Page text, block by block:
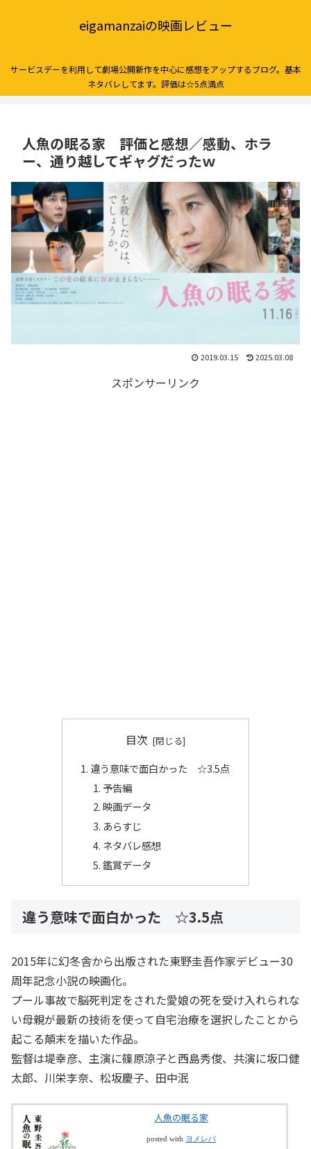
eigamanzaiの映画レビュー
サービスデーを利用して劇場公開新作を中心に感想をアップするブログ。基本
ネタバレしてます。評価は☆5点満点
人魚の眠る家 評価と感想／感動、ホラ
ー、通り越してギャグだったｗ
2019.03.15 2025.03.08
スポンサーリンク
目次
違う意味で面白かった ☆3.5点
予告編
映画データ
あらすじ
ネタバレ感想
鑑賞データ
違う意味で面白かった ☆3.5点
2015年に幻冬舎から出版された東野圭吾作家デビュー30
周年記念小説の映画化。
プール事故で脳死判定をされた愛娘の死を受け入れられな
い母親が最新の技術を使って自宅治療を選択したことから
起こる顛末を描いた作品。
監督は堤幸彦、主演に篠原涼子と西島秀俊、共演に坂口健
太郎、川栄李奈、松坂慶子、田中泯
人魚の眠る家
posted with ヨメレバ